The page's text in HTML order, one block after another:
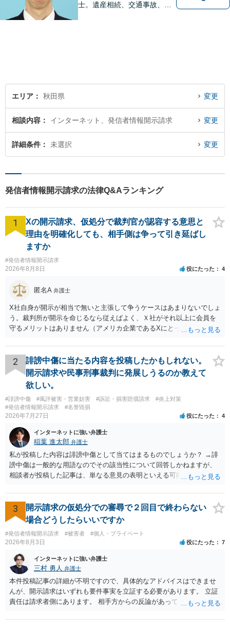
士。遺産相続、交通事故、離
エリア 秋田県 変更
相談内容 インターネット、発信者情報開示請求 変更
詳細条件 未選択 変更
発信者情報開示請求の法律Q&Aランキング
1
Xの開示請求、仮処分で裁判官が認容する意思と
理由を明確化しても、相手側は争って引き延ばし
ますか
#発信者情報開示請求
2026年8月8日 役にたった 4
匿名A 弁護士
X社自身が開示が相当で無いと主張して争うケースはあまりないでしょ
う。裁判所が開示を命じるなら従えばよく、Ｘ社がそれ以上に会員を
守るメリットはありません（アメリカ企業であるXにとって、日本の会
うかを争うよりも、「発信者情報の保有確認がまだできていない」な
どと言い訳して確認できるまで発令を引き伸ばす方で対応してくる方
が圧倒的に多いです（この作戦は必ずといっていいほど行ってきま
す）。
2
誹謗中傷に当たる内容を投稿したかもしれない。
開示請求や民事刑事裁判に発展しうるのか教えて
欲しい。
#誹謗中傷 #風評被害・営業妨害 #訴訟・損害賠償請求
#炎上対策
#発信者情報開示請求
#名誉毀損
2026年7月27日 役にたった 4
インターネットに強い弁護士
稲葉 進太郎 弁護士
私が投稿した内容は誹謗中傷として当てはまるものでしょうか？ →誹
謗中傷は一般的な用語なのでその該当性について回答しかねますが、
相談者が投稿した記事は、単なる意見の表明といえる可能性が高く、
て、開示請求が認められたり、民事裁判や刑事裁判に発展しうるもの
でしょうか？ →権利侵害や、名誉毀損・侮辱に該当する可能性が低い
ため、民事裁判や刑事裁判に発展することはあまり考えられないよう
に思われます。
3
開示請求の仮処分での審尋で２回目で終わらない
場合どうしたらいいですか
#発信者情報開示請求 #被害者 #個人・プライベート
2026年8月3日 役にたった 7
インターネットに強い弁護士
三村 勇人 弁護士
本件投稿記事の詳細が不明ですので、具体的なアドバイスはできませ
んが、開示請求はいずれも要件事実を立証する必要があります。 立証
責任は請求者側にあります。 相手方からの反論があっても、裁判官が
方が口頭で反論したのは、仮処分は迅速性が要求されるためです。 書